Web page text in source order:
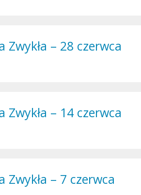
Zwykła – 28 czerwca
Zwykła – 14 czerwca
Zwykła – 7 czerwca